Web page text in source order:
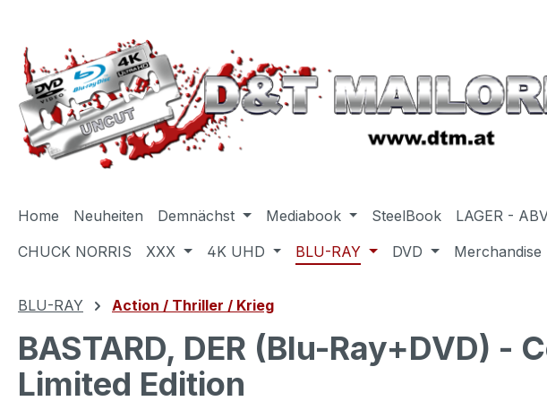
Home Neuheiten Demnächst Mediabook SteelBook LAGER -
CHUCK NORRIS
XXX 4K UHD BLU-RAY DVD Merchandise
BLU-RAY Action / Thriller / Krieg
BASTARD, DER (Blu-Ray+DVD) -
Limited Edition